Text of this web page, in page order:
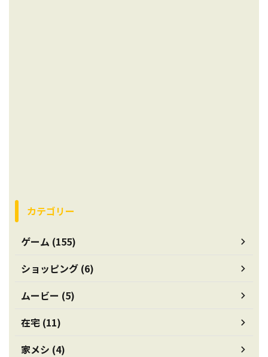
カテゴリー
ゲーム (155)
ショッピング (6)
ムービー (5)
在宅 (11)
家メシ (4)